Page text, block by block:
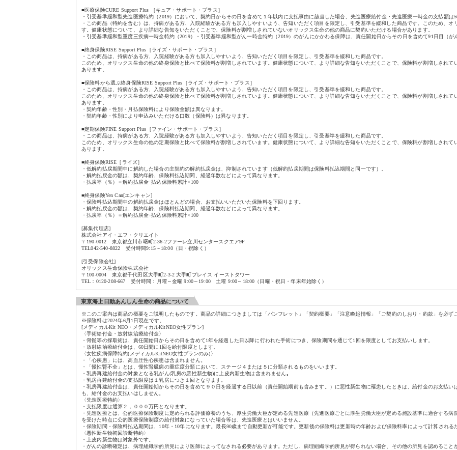
■医療保険CURE Support Plus ［キュア・サポート・プラス］
・引受基準緩和型先進医療特約（2019）において、契約日からその日を含めて１年以内に支払事由に該当した場合、先進医療給付金・先進医療一時金の支払額は
・この商品（特約を含む）は、持病がある方、入院経験がある方も加入しやすいよう、告知いただく項目を限定し、引受基準を緩和した商品です。このため、
す。健康状態について、より詳細な告知をいただくことで、保険料が割増しされていないオリックス生命の他の商品に契約いただける場合があります。
・引受基準緩和型重度三疾病一時金特約（2019）・引受基準緩和型がん一時金特約（2019）のがんにかかわる保障は、責任開始日からその日を含めて91日目（が
■終身保険RISE Support Plus［ライズ・サポート・プラス］
・この商品は、持病がある方、入院経験がある方も加入しやすいよう、告知いただく項目を限定し、引受基準を緩和した商品です。
このため、オリックス生命の他の終身保険と比べて保険料が割増しされています。健康状態について、より詳細な告知をいただくことで、保険料が割増しされ
あります。
■保険料から選ぶ終身保険RISE Support Plus［ライズ・サポート・プラス］
・この商品は、持病がある方、入院経験がある方も加入しやすいよう、告知いただく項目を限定し、引受基準を緩和した商品です。
このため、オリックス生命の他の終身保険と比べて保険料が割増しされています。健康状態について、より詳細な告知をいただくことで、保険料が割増しされ
あります。
・契約年齢・性別・月払保険料により保険金額は異なります。
・契約年齢・性別により申込みいただける口数（保険料）は異なります。
■定期保険FINE Support Plus［ファイン・サポート・プラス］
・この商品は、持病がある方、入院経験がある方も加入しやすいよう、告知いただく項目を限定し、引受基準を緩和した商品です。
このため、オリックス生命の他の定期保険と比べて保険料が割増しされています。健康状態について、より詳細な告知をいただくことで、保険料が割増しされ
あります。
■終身保険RISE［ライズ］
・低解約払戻期間中に解約した場合の主契約の解約払戻金は、抑制されています（低解約払戻期間は保険料払込期間と同一です）。
・解約払戻金の額は、契約年齢、保険料払込期間、経過年数などによって異なります。
・払戻率（％）＝解約払戻金÷払込保険料累計×100
■終身保険Yen Can[エンキャン]
・保険料払込期間中の解約払戻金はほとんどの場合、お支払いいただいた保険料を下回ります。
・解約払戻金の額は、契約年齢、保険料払込期間、経過年数などによって異なります。
・払戻率（％）＝解約払戻金÷払込保険料累計×100
[募集代理店]
株式会社アイ・エフ・クリエイト
〒190-0012 東京都立川市曙町2-36-2ファーレ立川センタースクエア9F
TEL042-540-8822 受付時間9:15～18:00（日・祝除く）
[引受保険会社]
オリックス生命保険株式会社
〒100-0004 東京都千代田区大手町2-3-2 大手町プレイス イーストタワー
TEL：0120-208-667 受付時間：月曜～金曜 9:00～19:00 土曜 9:00～18:00（日曜・祝日・年末年始除く）
東京海上日動あんしん生命の商品について
※このご案内は商品の概要をご説明したものです。商品の詳細につきましては「パンフレット」「契約概要」「注意喚起情報」「ご契約のしおり・約款」を必ず
※保険料は2024年6月1日現在です。
[メディカルKit NEO・メディカルKitNEO女性プラン]
〈手術給付金・放射線治療給付金〉
・骨髄等の採取術は、責任開始日からその日を含めて1年を経過した日以降に行われた手術につき、保険期間を通じて1回を限度としてお支払いします。
・放射線治療給付金は、60日間に1回を給付限度とします。
〈女性疾病保障特約(メディカルKitNEO女性プランのみ)〉
・「心疾患」には、高血圧性心疾患は含まれません。
・「慢性腎不全」とは、慢性腎臓病の重症度分類において、ステージ４または５に分類されるものをいいます。
・乳房再建給付金の対象となる乳がん(乳房の悪性新生物)に上皮内新生物は含まれません｡
・乳房再建給付金の支払限度は１乳房につき１回となります。
・乳房再建給付金は、責任開始期からその日を含めて９０日を経過する日以前（責任開始期前も含みます。）に悪性新生物に罹患したときは、給付金のお支払
も、給付金のお支払いはしません。
〈先進医療特約〉
・支払限度は通算２，０００万円となります。
・先進医療とは、公的医療保険制度に定められる評価療養のうち、厚生労働大臣が定める先進医療（先進医療ごとに厚生労働大臣が定める施設基準に適合する
を受けた時点に公的医療保険制度の給付対象になっていた場合等は、先進医療とはいいません。
・保険期間・保険料払込期間は、10年・10年になります。最長90歳まで自動更新が可能です。更新後の保険料は更新時の年齢および保険料率によって計算される
〈悪性新生物初回診断特約〉
・上皮内新生物は対象外です。
・がんの診断確定は、病理組織学的所見により医師によってなされる必要があります。ただし、病理組織学的所見が得られない場合、その他の所見を認めること